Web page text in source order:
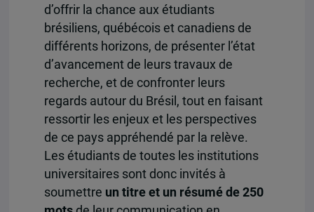
d’offrir la chance aux étudiants
brésiliens, québécois et canadiens de
différents horizons, de présenter l’état
d’avancement de leurs travaux de
recherche, et de confronter leurs
regards autour du Brésil, tout en faisant
ressortir les enjeux et les perspectives
de ce pays appréhendé par la relève.
Les étudiants de toutes les institutions
universitaires sont donc invités à
soumettre un titre et un résumé de 250